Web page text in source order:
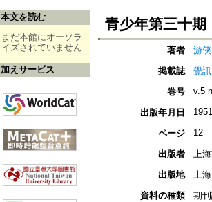
本文を読む
まだ本館にオーソラ
イズされていません
加えサービス
青少年第三十期
著者
游俠
掲載誌
覺
巻号
v.5
出版年月日
ページ 12
出版者
上
出版地
上
資料の種類
期